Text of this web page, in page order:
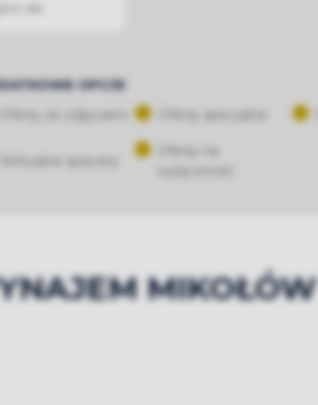
OPCJE
Oferty ze zdjęciami
Oferty specjalne
Wirtualne spacery
MIKOŁÓW